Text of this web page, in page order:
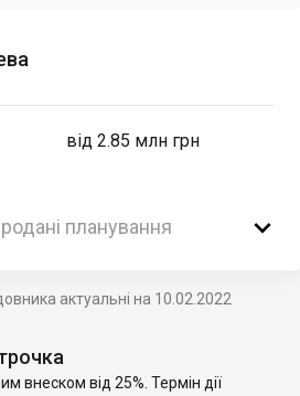
від 2.85 млн грн
планування 
актуальні на 10.02.2022
внеском від 25%. Термін дії